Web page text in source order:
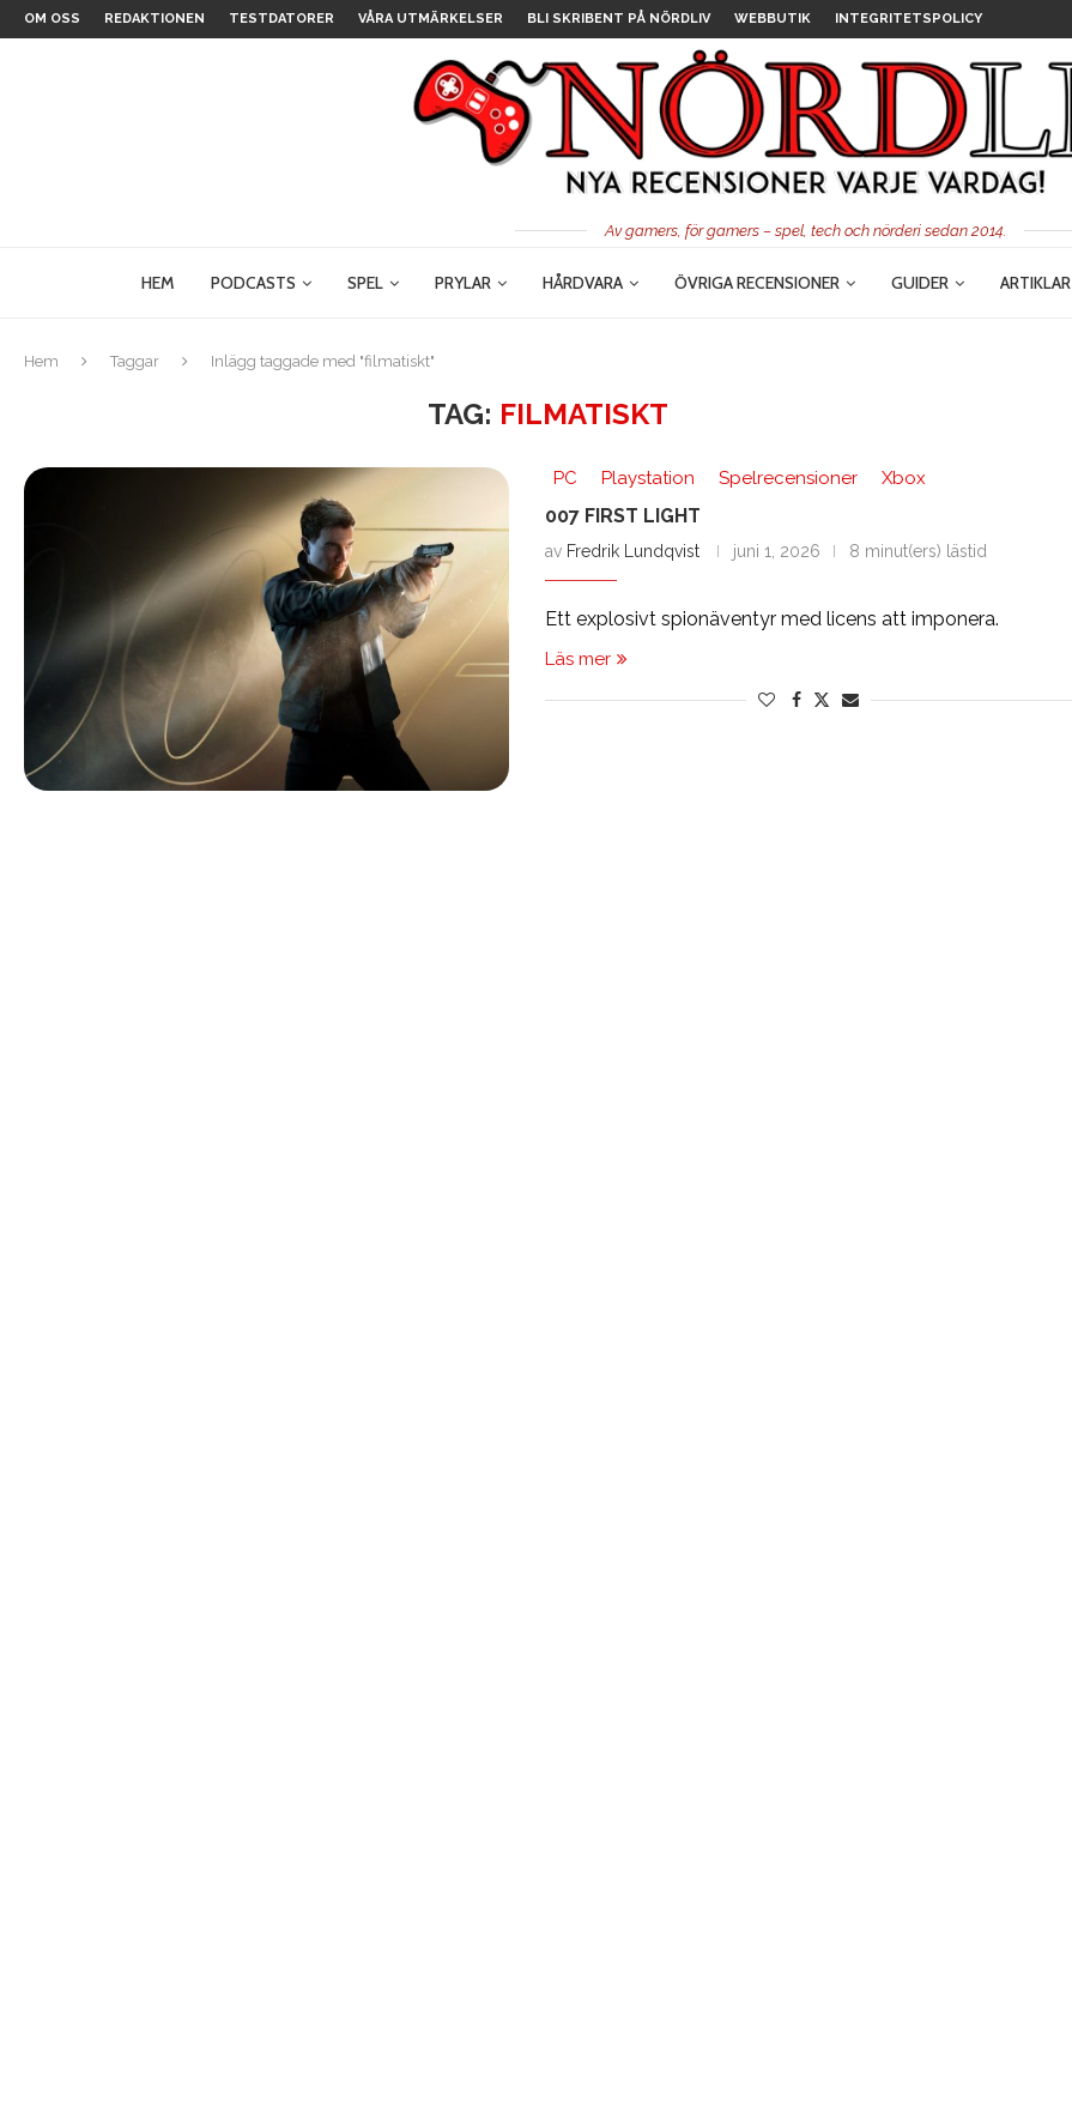
OM OSS REDAKTIONEN TESTDATORER VÅRA UTMÄRKELSER BLI SKRIBENT PÅ NÖRDLIV WEBBUTIK INTEGRITETSPOLICY
Av gamers, för gamers – spel, tech och nörderi sedan 2014.
HEM PODCASTS SPEL PRYLAR HÅRDVARA ÖVRIGA RECENSIONER GUIDER ARTIKLAR
Hem Taggar Inlägg taggade med "filmatiskt"
TAG: FILMATISKT
PC Playstation Spelrecensioner Xbox
007 FIRST LIGHT
av Fredrik Lundqvist juni 1, 2026 8 minut(ers) lästid
Ett explosivt spionäventyr med licens att imponera.
Läs mer